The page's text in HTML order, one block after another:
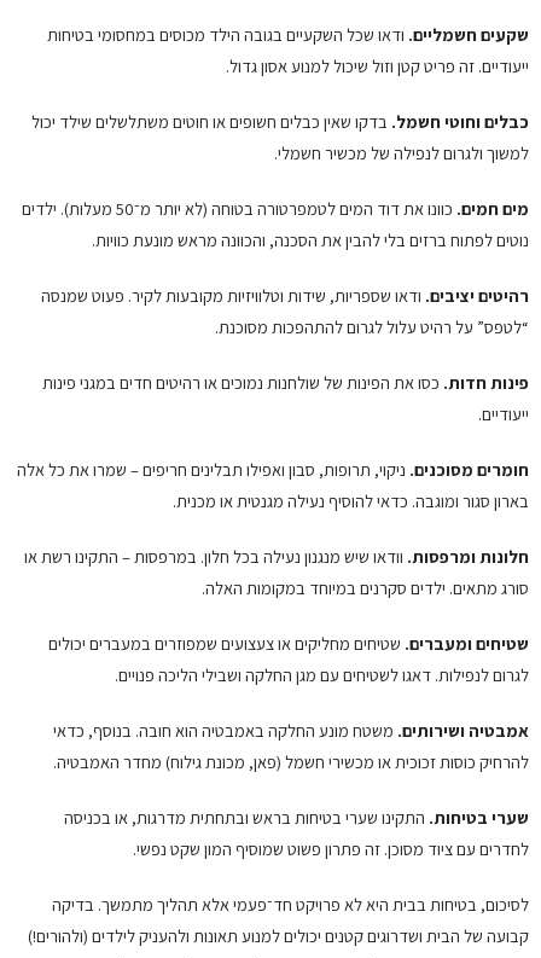
שקעים חשמליים. ודאו שכל השקעיים בגובה הילד מכוסים במחסומי בטיחות
ייעודיים. זה פריט קטן וזול שיכול למנוע אסון גדול.
כבלים וחוטי חשמל. בדקו שאין כבלים חשופים או חוטים משתלשלים שילד יכול
למשוך ולגרום לנפילה של מכשיר חשמלי.
מים חמים.
כוונו את דוד המים לטמפרטורה בטוחה (לא יותר מ־50 מעלות). ילדים
נוטים לפתוח ברזים בלי להבין את הסכנה, והכוונה מראש מונעת כוויות.
רהיטים יציבים. ודאו שספריות, שידות וטלוויזיות מקובעות לקיר. פעוט שמנסה
“לטפס” על רהיט עלול לגרום להתהפכות מסוכנת.
פינות חדות. כסו את הפינות של שולחנות נמוכים או רהיטים חדים במגני פינות
ייעודיים.
חומרים מסוכנים. ניקוי, תרופות, סבון ואפילו תבלינים חריפים – שמרו את כל אלה
בארון סגור ומוגבה. כדאי להוסיף נעילה מגנטית או מכנית.
חלונות ומרפסות. וודאו שיש מנגנון נעילה בכל חלון. במרפסות – התקינו רשת או
סורג מתאים. ילדים סקרנים במיוחד במקומות האלה.
שטיחים ומעברים. שטיחים מחליקים או צעצועים שמפוזרים במעברים יכולים
לגרום לנפילות. דאגו לשטיחים עם מגן החלקה ושבילי הליכה פנויים.
אמבטיה ושירותים. משטח מונע החלקה באמבטיה הוא חובה. בנוסף, כדאי
להרחיק כוסות זכוכית או מכשירי חשמל (פאן, מכונת גילוח) מחדר האמבטיה.
שערי בטיחות. התקינו שערי בטיחות בראש ובתחתית מדרגות, או בכניסה
לחדרים עם ציוד מסוכן. זה פתרון פשוט שמוסיף המון שקט נפשי.
לסיכום, בטיחות בבית היא לא פרויקט חד־פעמי אלא תהליך מתמשך. בדיקה
קבועה של הבית ושדרוגים קטנים יכולים למנוע תאונות ולהעניק לילדים (ולהורים!)